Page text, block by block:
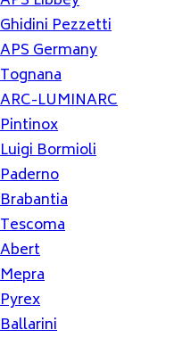
Ghidini Pezzetti
APS Germany
Tognana
ARC-LUMINARC
Pintinox
Luigi Bormioli
Paderno
Brabantia
Tescoma
Abert
Mepra
Pyrex
Ballarini